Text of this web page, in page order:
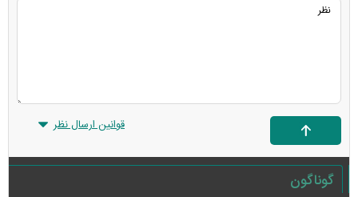
قوانین ارسال نظر
گوناگون